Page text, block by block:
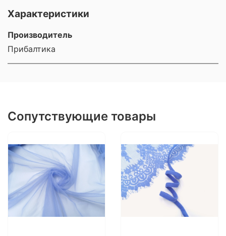
Характеристики
Производитель
Прибалтика
Сопутствующие товары